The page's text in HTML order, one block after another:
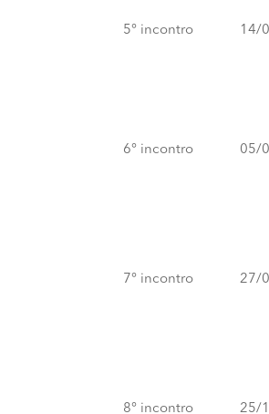
5° incontro 14/
6° incontro 05/
7° incontro 27/
8° incontro 25/